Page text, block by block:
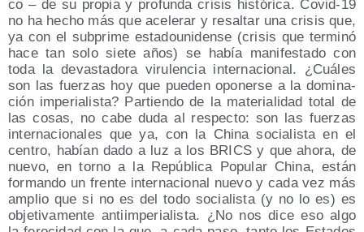
co – de su pro­pia y pro­fun­da cri­sis his­tó­ri­ca. Covid-19
no ha hecho más que ace­le­rar y resal­tar una cri­sis que,
ya con el sub­pri­me esta­dou­ni­den­se (cri­sis que ter­mi­nó
hace tan solo sie­te años) se había mani­fes­ta­do con
toda la devas­ta­do­ra viru­len­cia inter­na­cio­nal. ¿Cuá­les
son las fuer­zas hoy que pue­den opo­ner­se a la domi­na­
ción impe­ria­lis­ta? Par­tien­do de la mate­ria­li­dad total de
las cosas, no cabe duda al res­pec­to: son las fuer­zas
inter­na­cio­na­les que ya, con la Chi­na socia­lis­ta en el
cen­tro, habían dado a luz a los BRICS y que aho­ra, de
nue­vo, en torno a la Repú­bli­ca Popu­lar Chi­na, están
for­man­do un fren­te inter­na­cio­nal nue­vo y cada vez más
amplio que si no es del todo socia­lis­ta (y no lo es) es
obje­ti­va­men­te anti­im­pe­ria­lis­ta. ¿No nos dice eso algo